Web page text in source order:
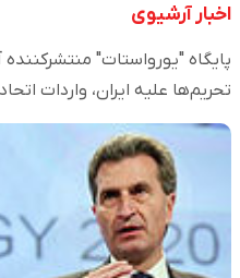
اخبار آرشیوی
پایگاه "یورواستات" منتشرکننده
تحریم‌ها علیه ایران، واردات